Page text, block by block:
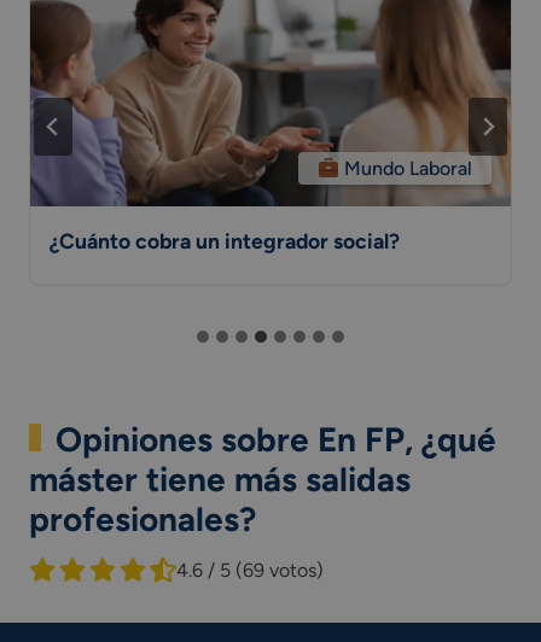
Mundo Laboral
¿Cuánto cobra un integrador social?
Opiniones sobre En FP, ¿qué
máster tiene más salidas
profesionales?
4.6 / 5 (69 votos)